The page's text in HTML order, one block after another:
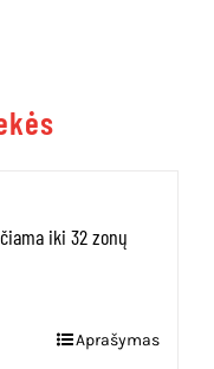
iki 32 zonų
Aprašymas